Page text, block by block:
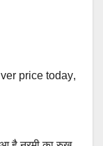
price today,